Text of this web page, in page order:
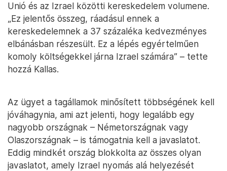
Unió és az Izrael közötti kereskedelem volumene.
„Ez jelentős összeg, ráadásul ennek a
kereskedelemnek a 37 százaléka kedvezményes
elbánásban részesült. Ez a lépés egyértelműen
komoly költségekkel járna Izrael számára” – tette
hozzá Kallas.
Az ügyet a tagállamok minősített többségének kell
jóváhagynia, ami azt jelenti, hogy legalább egy
nagyobb országnak – Németországnak vagy
Olaszországnak – is támogatnia kell a javaslatot.
Eddig mindkét ország blokkolta az összes olyan
javaslatot, amely Izrael nyomás alá helyezését